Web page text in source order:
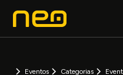
Eventos Categorias